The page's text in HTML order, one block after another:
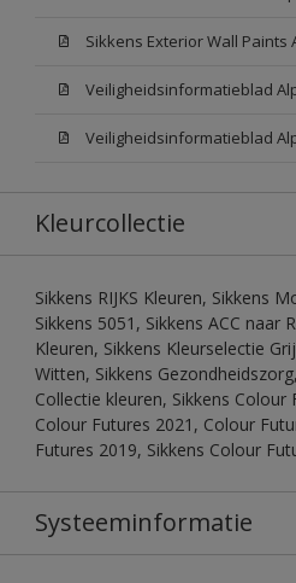
Kleurcollectie
Sikkens RIJKS Kleuren, Sikkens
Sikkens 5051, Sikkens ACC naar
Kleuren, Sikkens Kleurselectie
Witten, Sikkens
Collectie kleuren, Sikkens Colour
Colour Futures 2021, Colour
Futures 2019, Sikkens Colour
Systeeminformatie